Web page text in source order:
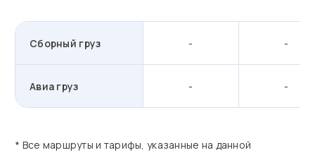
Сборный груз - -
Авиа груз - -
* Все маршруты и тарифы, указанные на данной